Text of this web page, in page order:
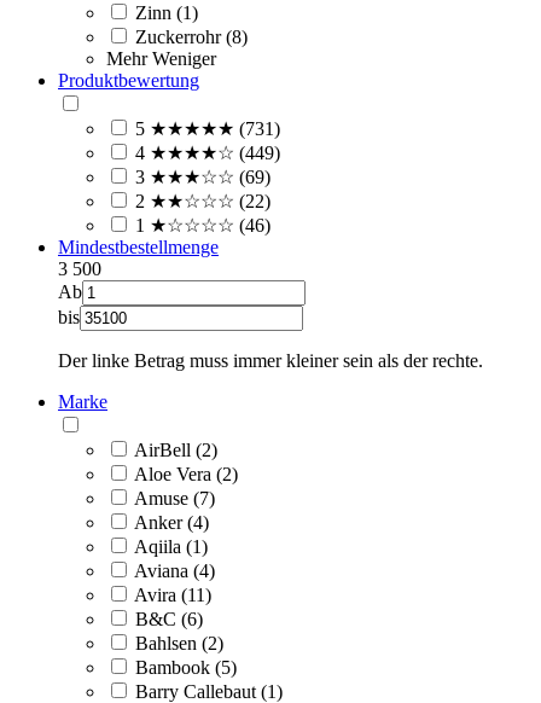
Zinn (1)
Zuckerrohr (8)
Mehr Weniger
Produktbewertung
5 ★★★★★ (731)
4 ★★★★☆ (449)
3 ★★★☆☆ (69)
2 ★★☆☆☆ (22)
1 ★☆☆☆☆ (46)
Mindestbestellmenge
3 500
Ab
bis
Der linke Betrag muss immer kleiner sein als der rechte.
Marke
AirBell (2)
Aloe Vera (2)
Amuse (7)
Anker (4)
Aqiila (1)
Aviana (4)
Avira (11)
B&C (6)
Bahlsen (2)
Bambook (5)
Barry Callebaut (1)